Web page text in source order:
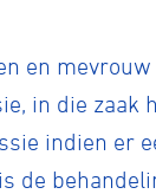
en
in die zaak
indien er
de